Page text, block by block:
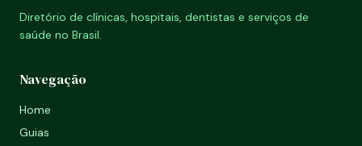
Diretório de clínicas, hospitais, dentistas e serviços de
saúde no Brasil.
Navegação
Home
Guias